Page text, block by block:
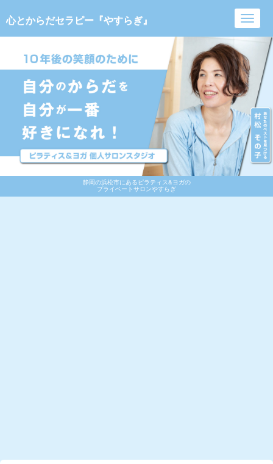
静岡の浜松市にあるピラティス&ヨガの
プライベートサロンやすらぎ
心とからだセラピー『やすらぎ』